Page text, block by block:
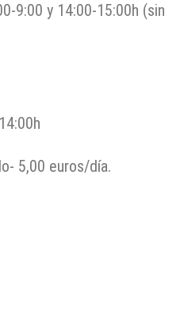
9:00 y 14:00-15:00h (sin
5,00 euros/día.